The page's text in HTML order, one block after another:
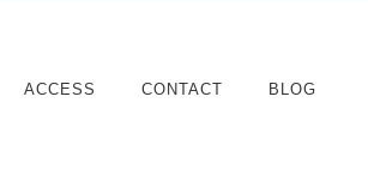
ACCESS CONTACT BLOG